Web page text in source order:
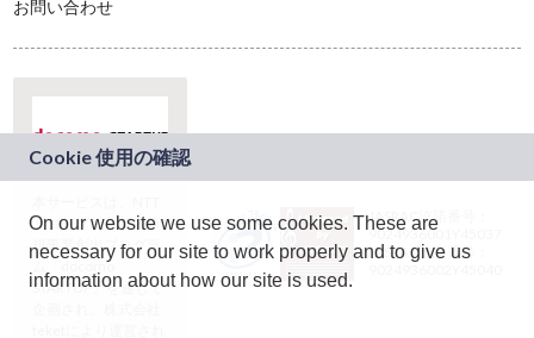
お問い合わせ
ドコモグループの新
規事業創出プログラ
ム「docomo
STARTUP」を通じて
JASRAC許諾番号：
9024936001Y45037
JASRAC許諾番号：
On our website we use some cookies. These are
necessary for our site to work properly and to give us
information about how our site is used.